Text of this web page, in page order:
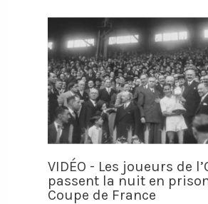
VIDÉO - Les joueurs de
passent la nuit en
Coupe de France